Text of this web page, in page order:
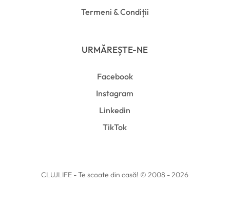
Termeni & Condiții
URMĂREȘTE-NE
Facebook
Instagram
Linkedin
TikTok
CLUJLIFE - Te scoate din casă! © 2008 - 2026